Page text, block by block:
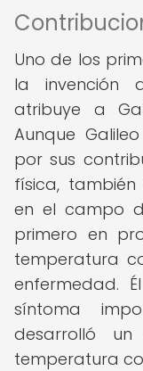
Uno de los
la invención
atribuye a
Aunque
por sus
física,
en el campo
primero en
temperatura
enfermedad.
síntoma
desarrolló
temperatura